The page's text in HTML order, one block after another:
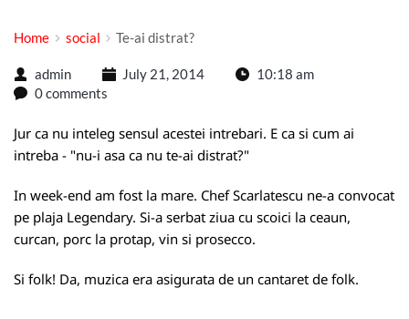
Home social Te-ai distrat?
admin July 21, 2014
10:18 am
0 comments
Jur ca nu inteleg sensul acestei intrebari. E ca si cum ai
intreba - "nu-i asa ca nu te-ai distrat?"
In week-end am fost la mare. Chef Scarlatescu ne-a convocat
pe plaja Legendary. Si-a serbat ziua cu scoici la ceaun,
curcan, porc la protap, vin si prosecco.
Si folk! Da, muzica era asigurata de un cantaret de folk.